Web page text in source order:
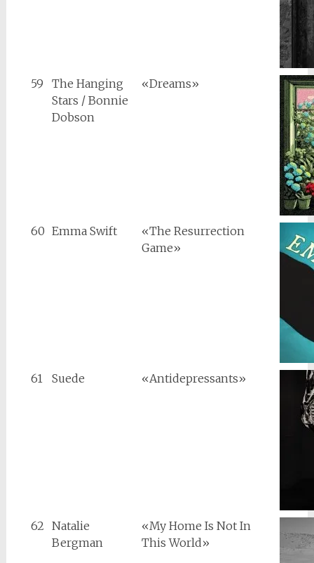
59
The Hanging
Stars / Bonnie
Dobson
«Dreams»
60 Emma Swift
«The Resurrection
Game»
61 Suede «Antidepressants»
62 Natalie
Bergman
«My Home Is Not In
This World»